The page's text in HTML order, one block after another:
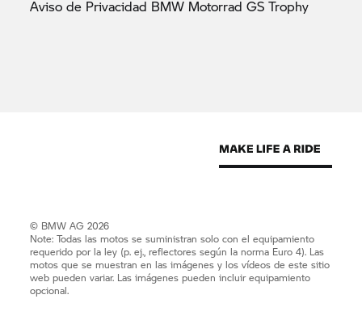
Aviso de Privacidad BMW Motorrad GSTrophy
© BMW AG 2026
Note: Todas las motos se suministran solo con el equipamiento
requerido por la ley (p. ej., reflectores según la norma Euro 4). Las
motos que se muestran en las imágenes y los vídeos de este sitio
web pueden variar. Las imágenes pueden incluir equipamiento
opcional.